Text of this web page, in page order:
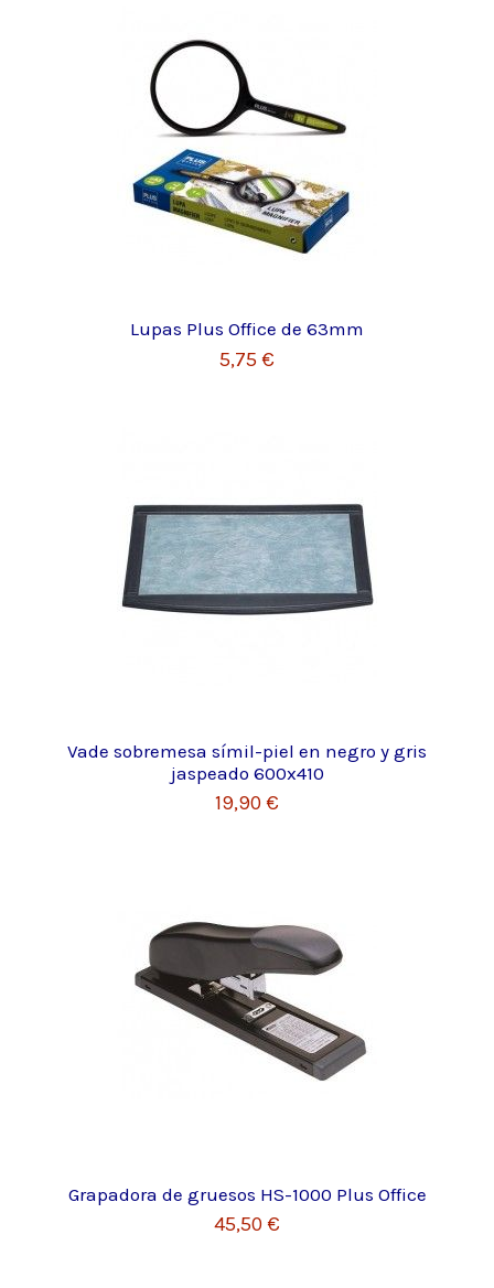
Lupas Plus Office de 63mm
5,75 €
Vade sobremesa símil-piel en negro y gris
jaspeado 600x410
19,90 €
Grapadora de gruesos HS-1000 Plus Office
45,50 €